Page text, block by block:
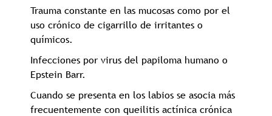
Trauma constante en las mucosas como por el
uso crónico de cigarrillo de irritantes o
químicos.
Infecciones por virus del papiloma humano o
Epstein Barr.
Cuando se presenta en los labios se asocia más
frecuentemente con queilitis actínica crónica